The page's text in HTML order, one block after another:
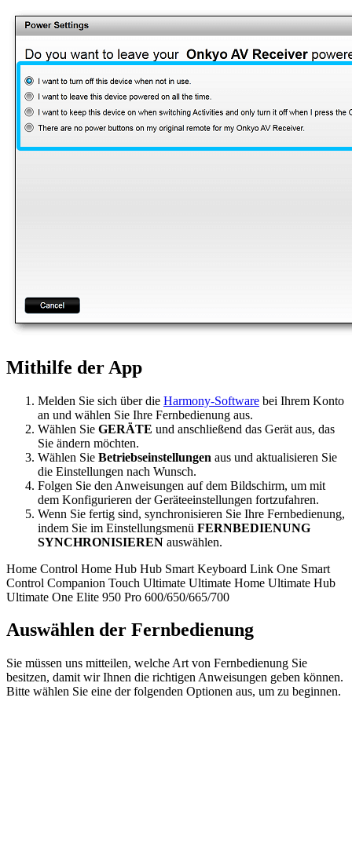
Mithilfe der App
Melden Sie sich über die Harmony-Software bei Ihrem Konto
an und wählen Sie Ihre Fernbedienung aus.
Wählen Sie GERÄTE und anschließend das Gerät aus, das
Sie ändern möchten.
Wählen Sie Betriebseinstellungen aus und aktualisieren Sie
die Einstellungen nach Wunsch.
Folgen Sie den Anweisungen auf dem Bildschirm, um mit
dem Konfigurieren der Geräteeinstellungen fortzufahren.
Wenn Sie fertig sind, synchronisieren Sie Ihre Fernbedienung,
indem Sie im Einstellungsmenü FERNBEDIENUNG
SYNCHRONISIEREN auswählen.
Home Control Home Hub Hub Smart Keyboard Link One Smart
Control Companion Touch Ultimate Ultimate Home Ultimate Hub
Ultimate One Elite 950 Pro 600/650/665/700
Auswählen der Fernbedienung
Sie müssen uns mitteilen, welche Art von Fernbedienung Sie
besitzen, damit wir Ihnen die richtigen Anweisungen geben können.
Bitte wählen Sie eine der folgenden Optionen aus, um zu beginnen.